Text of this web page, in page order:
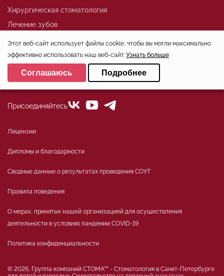
Хирургическая стоматология
Лечение зубов
+7 (812)324-01-80
office@stoma-spb.ru
Присоединяйтесь
Лицензии
Дипломы и благодарности
Сводные данные о результатах проведения СОУТ
Правила поведения
О мерах, принятых нашей организацией для осуществления
деятельности в условиях пандемии COVID-19
Политика конфиденциальности
© 2026, Группа компаний СТОМА™ - Стоматология в Санкт-Петербурге
Этот веб-сайт использует файлы cookie, чтобы вы могли максимально
эффективно использовать наш веб-сайт. Узнать больше
Выберите настройки cookie
Минимальные
Соглашаюсь Подробнее